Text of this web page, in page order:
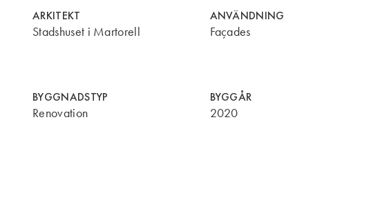
ARKITEKT
Stadshuset i Martorell
ANVÄNDNING
Façades
BYGGNADSTYP
Renovation
BYGGÅR
2020